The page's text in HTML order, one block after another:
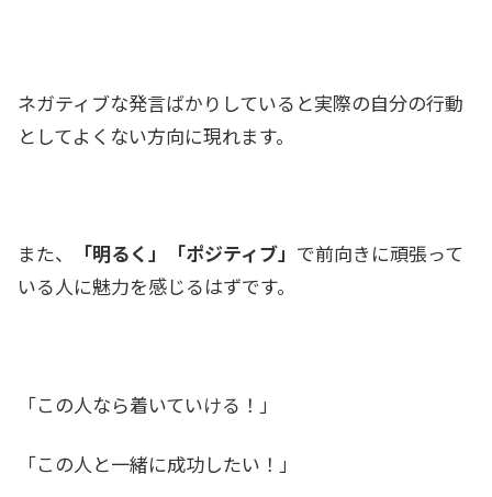
ネガティブな発言ばかりしていると実際の自分の行動
としてよくない方向に現れます。
また、 「明るく」「ポジティブ」 で前向きに頑張って
いる人に魅力を感じるはずです。
「この人なら着いていける！」
「この人と一緒に成功したい！」